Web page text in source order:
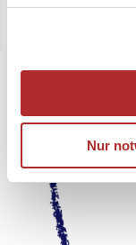
Nur